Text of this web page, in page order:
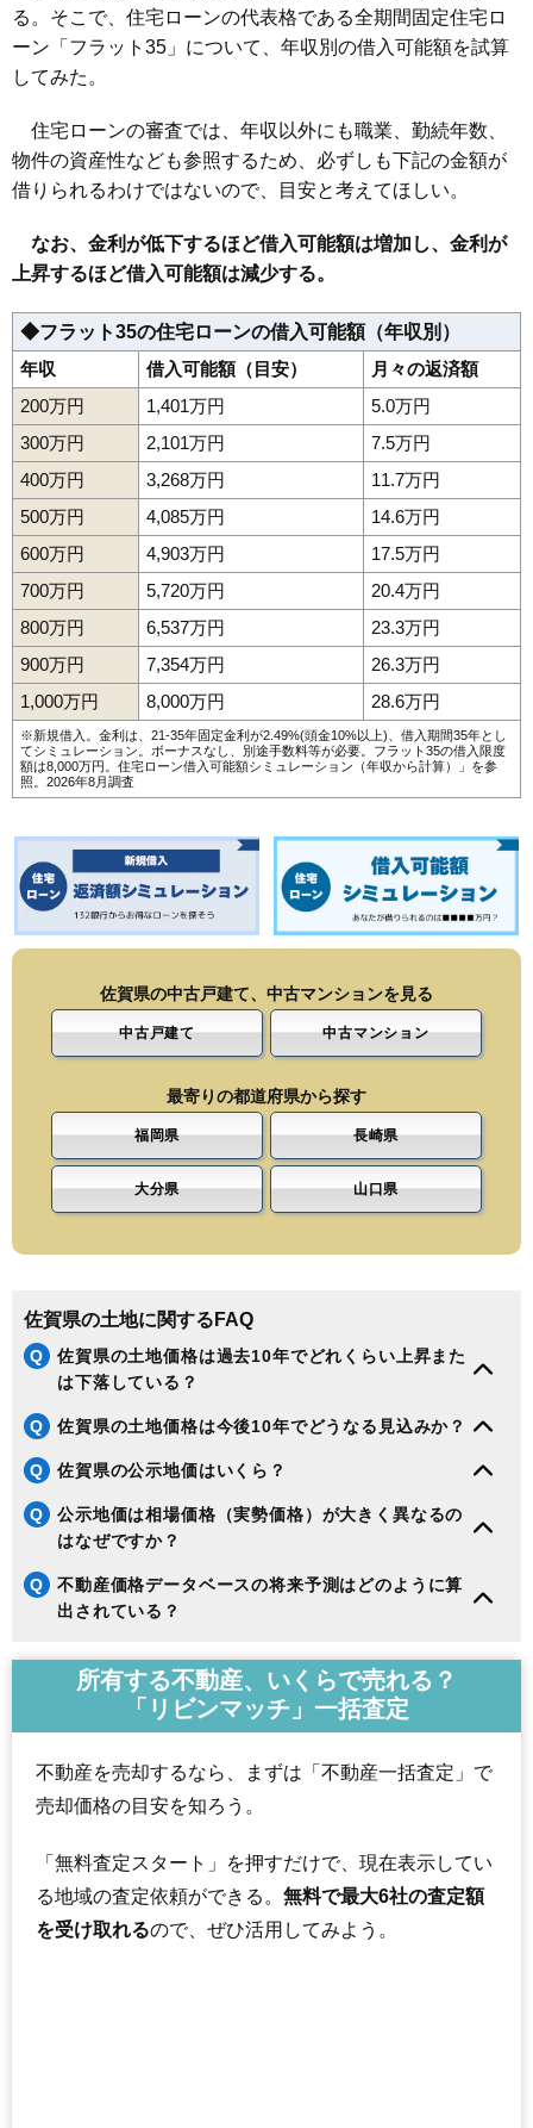
る。そこで、住宅ローンの代表格である全期間固定住宅ロ
ーン「フラット35」について、年収別の借入可能額を試算
してみた。
住宅ローンの審査では、年収以外にも職業、勤続年数、
物件の資産性なども参照するため、必ずしも下記の金額が
借りられるわけではないので、目安と考えてほしい。
なお、金利が低下するほど借入可能額は増加し、金利が
上昇するほど借入可能額は減少する。
◆フラット35の住宅ローンの借入可能額（年収別）
年収
借入可能額（目安）
月々の返済額
200万円
1,401万円
5.0万円
300万円
2,101万円
7.5万円
400万円
3,268万円
11.7万円
500万円
4,085万円
14.6万円
600万円
4,903万円
17.5万円
700万円
5,720万円
20.4万円
800万円
6,537万円
23.3万円
900万円
7,354万円
26.3万円
1,000万円
8,000万円 28.6万円
※新規借入。金利は、21-35年固定金利が2.49%(頭金10%以上)、借入期間35年とし
てシミュレーション。ボーナスなし、別途手数料等が必要。フラット35の借入限度
額は8,000万円。 住宅ローン借入可能額シミュレーション（年収から計算）
」を参
照。2026年8月調査
佐賀県の中古戸建て、中古マンションを見る
中古戸建て 中古マンション
最寄りの都道府県から探す
福岡県 長崎県
大分県 山口県
佐賀県の土地に関するFAQ
Q
佐賀県の土地価格は過去10年でどれくらい上昇また
は下落している？
Q 佐賀県の土地価格は今後10年でどうなる見込みか？
Q 佐賀県の公示地価はいくら？
Q
公示地価は相場価格（実勢価格）が大きく異なるの
はなぜですか？
Q
不動産価格データベースの将来予測はどのように算
出されている？
所有する不動産、いくらで売れる？
「リビンマッチ」一括査定
不動産を売却するなら、まずは「不動産一括査定」で
売却価格の目安を知ろう。
「無料査定スタート」を押すだけで、現在表示してい
る地域の査定依頼ができる。 無料で最大6社の査定額
を受け取れるので、ぜひ活用してみよう。